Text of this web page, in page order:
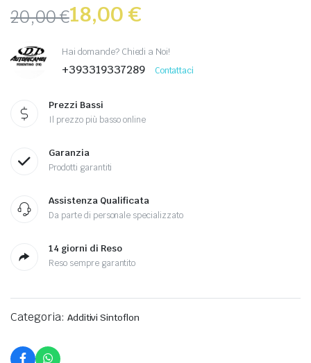
20,00€18,00€
Hai domande? Chiedi a Noi!
+393319337289 Contattaci
Prezzi Bassi
Il prezzo più basso online
Garanzia
Prodotti garantiti
Assistenza Qualificata
Da parte di personale specializzato
14 giorni di Reso
Reso sempre garantito
Categoria: Additivi Sintoflon